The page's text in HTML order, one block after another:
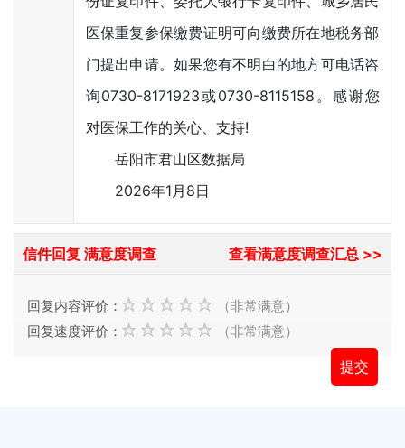
医保重复参保缴费证明可向缴费所在地税务部
门提出申请。如果您有不明白的地方可电话咨
询0730-8171923或0730-8115158。感谢您
对医保工作的关心、支持!
岳阳市君山区数据局
2026年1月8日
信件回复 满意度调查 查看满意度调查汇总 >>
回复内容评价：
（非常满意）
回复速度评价：
（非常满意）